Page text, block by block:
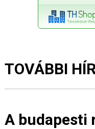
TOVÁBBI
A budapesti